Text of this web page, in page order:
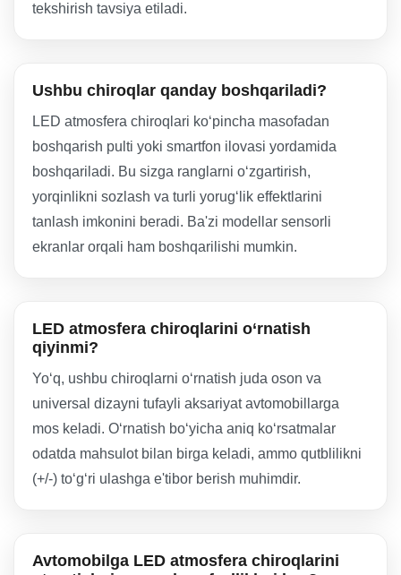
tekshirish tavsiya etiladi.
Ushbu chiroqlar qanday boshqariladi?
LED atmosfera chiroqlari ko‘pincha masofadan
boshqarish pulti yoki smartfon ilovasi yordamida
boshqariladi. Bu sizga ranglarni o‘zgartirish,
yorqinlikni sozlash va turli yorug‘lik effektlarini
tanlash imkonini beradi. Ba'zi modellar sensorli
ekranlar orqali ham boshqarilishi mumkin.
LED atmosfera chiroqlarini o‘rnatish
qiyinmi?
Yo‘q, ushbu chiroqlarni o‘rnatish juda oson va
universal dizayni tufayli aksariyat avtomobillarga
mos keladi. O‘rnatish bo‘yicha aniq ko‘rsatmalar
odatda mahsulot bilan birga keladi, ammo qutblilikni
(+/-) to‘g‘ri ulashga e'tibor berish muhimdir.
Avtomobilga LED atmosfera chiroqlarini